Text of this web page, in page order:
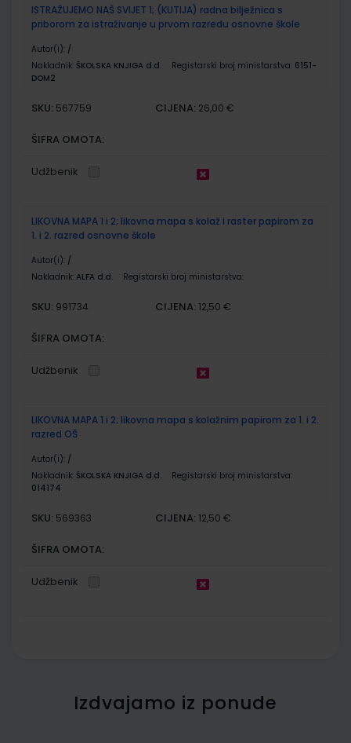
ISTRAŽUJEMO NAŠ SVIJET 1; (KUTIJA) radna bilježnica s
priborom za istraživanje u prvom razredu osnovne škole
Autor(i): /
Nakladnik: ŠKOLSKA KNJIGA d.d. Registarski broj ministarstva: 6151-
DOM2
SKU: 567759 CIJENA: 26,00 €
ŠIFRA OMOTA:
Udžbenik
LIKOVNA MAPA 1 i 2; likovna mapa s kolaž i raster papirom za
1. i 2. razred osnovne škole
Autor(i): /
Nakladnik: ALFA d.d. Registarski broj ministarstva:
SKU: 991734 CIJENA: 12,50 €
ŠIFRA OMOTA:
Udžbenik
LIKOVNA MAPA 1 i 2; likovna mapa s kolažnim papirom za 1. i 2.
razred OŠ
Autor(i): /
Nakladnik: ŠKOLSKA KNJIGA d.d.
Registarski broj ministarstva:
014174
SKU: 569363 CIJENA: 12,50 €
ŠIFRA OMOTA:
Udžbenik
Izdvajamo iz ponude